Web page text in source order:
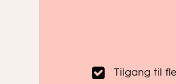
Tilgang til